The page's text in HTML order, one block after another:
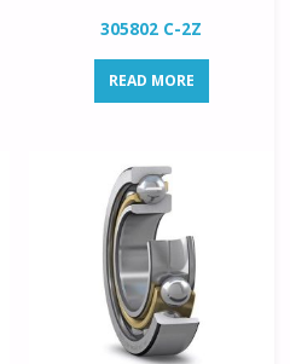
305802 C-2Z
READ MORE